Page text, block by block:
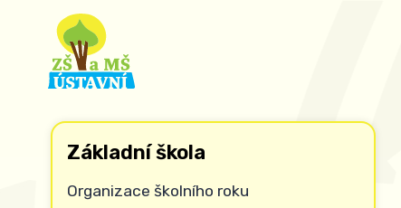
Základní škola
Organizace školního roku